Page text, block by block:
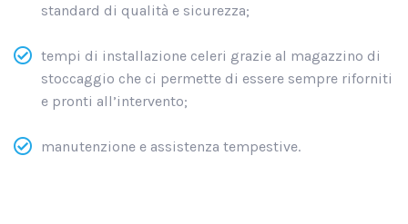
standard di qualità e sicurezza;
tempi di installazione celeri grazie al magazzino di
stoccaggio che ci permette di essere sempre riforniti
e pronti all’intervento;
manutenzione e assistenza tempestive.